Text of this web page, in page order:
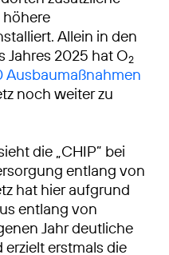
höhere
Allein in den
Jahres 2025 hat O2
Ausbaumaßnahmen
noch weiter zu
die „CHIP” bei
entlang von
hat hier aufgrund
entlang von
Jahr deutliche
erstmals die